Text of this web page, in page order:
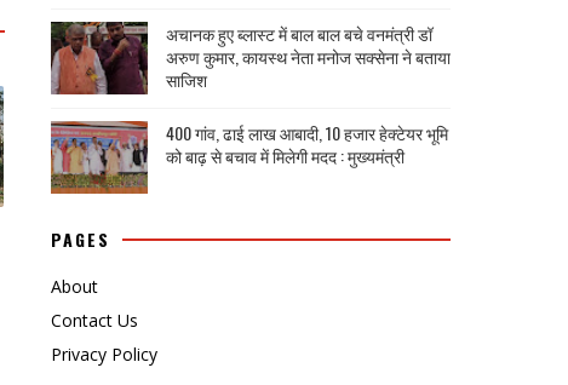
अचानक हुए ब्लास्ट में बाल बाल बचे वनमंत्री डॉ
अरुण कुमार, कायस्थ नेता मनोज सक्सेना ने बताया
साजिश
400 गांव, ढाई लाख आबादी, 10 हजार हेक्टेयर भूमि
को बाढ़ से बचाव में मिलेगी मदद : मुख्यमंत्री
PAGES
About
Contact Us
Privacy Policy